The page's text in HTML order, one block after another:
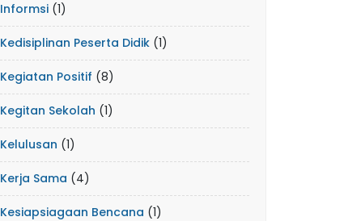
Informsi (1)
Kedisiplinan Peserta Didik (1)
Kegiatan Positif (8)
Kegitan Sekolah (1)
Kelulusan (1)
Kerja Sama (4)
Kesiapsiagaan Bencana (1)